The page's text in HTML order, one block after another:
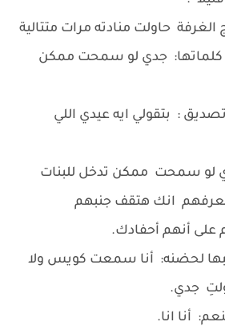
حاولت منادته مرات متتالية
كلماتها: جدي لو سمحت ممكن
: بتقولي ايه عيدي اللي
لو سمحت ممكن تدخل للبنات
انك هتقف جنبهم
أنهم أحفادك.
لحضنه: أنا سمعت كويس ولا
جدي.
أنا انا.